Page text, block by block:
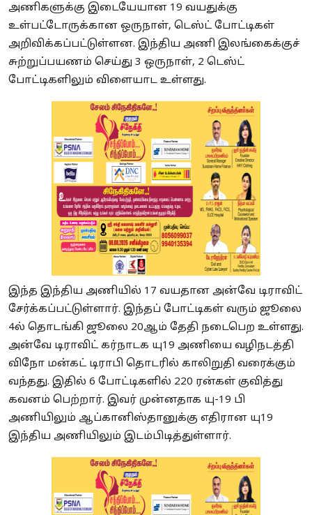
அணிகளுக்கு இடையேயான 19 வயதுக்கு
உள்பட்டோருக்கான ஒருநாள், டெஸ்ட் போட்டிகள்
அறிவிக்கப்பட்டுள்ளன. இந்திய அணி இலங்கைக்குச்
சுற்றுப்பயணம் செய்து 3 ஒருநாள், 2 டெஸ்ட்
போட்டிகளிலும் விளையாட உள்ளது.
இந்த இந்திய அணியில் 17 வயதான அன்வே டிராவிட்
சேர்க்கப்பட்டுள்ளார். இந்தப் போட்டிகள் வரும் ஜூலை
4ல் தொடங்கி ஜூலை 20ஆம் தேதி நடைபெற உள்ளது.
அன்வே டிராவிட் கர்நாடக யு19 அணியை வழிநடத்தி
விநோ மன்கட் டிராபி தொடரில் காலிறுதி வரைக்கும்
வந்தது. இதில் 6 போட்டிகளில் 220 ரன்கள் குவித்து
கவனம் பெற்றார். இவர் முன்னதாக யு-19 பி
அணியிலும் ஆப்கானிஸ்தானுக்கு எதிரான யு19
இந்திய அணியிலும் இடம்பிடித்துள்ளார்.